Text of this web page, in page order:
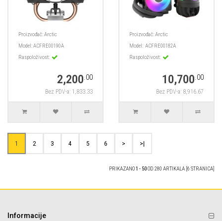
Proizvođač:Arctic
Model:ACFRE00190A
Raspoloživost:
2,200.00
Bez PDV-a: 1,833.33
Proizvođač:Arctic
Model: ACFRE00182A
Raspoloživost:
10,700.00
Bez PDV-a: 8,916.67
1 2 3 4 5 6 > >|
PRIKAZANO1 - 50OD 280 ARTIKALA [6 STRANICA]
Informacije